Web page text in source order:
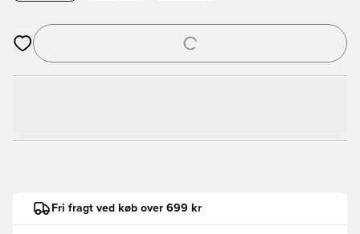
Åbner en Modal til at logge ind eller tilmelde dig som medlem
Fri fragt ved køb over 699 kr